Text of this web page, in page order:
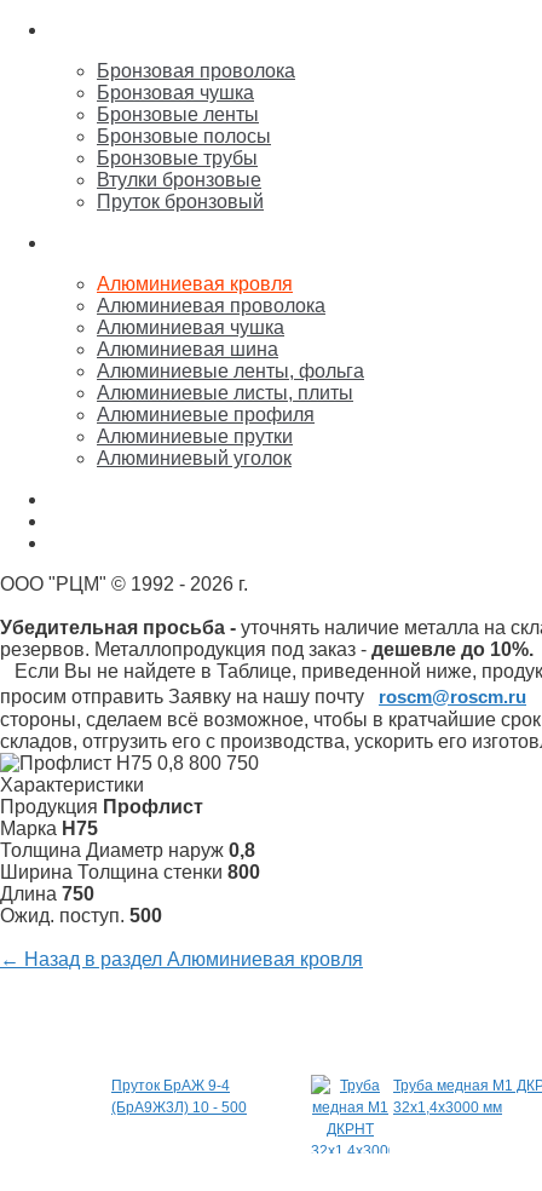
Бронзовая проволока
Бронзовая чушка
Бронзовые ленты
Бронзовые полосы
Бронзовые трубы
Втулки бронзовые
Пруток бронзовый
Алюминиевая кровля
Алюминиевая проволока
Алюминиевая чушка
Алюминиевая шина
Алюминиевые ленты, фольга
Алюминиевые листы, плиты
Алюминиевые профиля
Алюминиевые прутки
Алюминиевый уголок
ООО "РЦМ" © 1992 - 2026 г.
Убедительная просьба - уточнять наличие металла на
резервов. Металлопродукция под заказ - дешевле до 10%.
Если Вы не найдете в Таблице, приведенной ниже,
просим отправить Заявку на нашу почту
roscm@roscm.ru
стороны, сделаем всё возможное, чтобы в кратчайшие
складов, отгрузить его с производства, ускорить его
Характеристики
Продукция Профлист
Марка Н75
Толщина Диаметр наруж 0,8
Ширина Толщина стенки 800
Длина 750
Ожид. поступ. 500
← Назад в раздел Алюминиевая кровля
Пруток БрАЖ 9-4
(БрА9Ж3Л) 10 - 500
Труба медная М1
32х1,4х3000 мм